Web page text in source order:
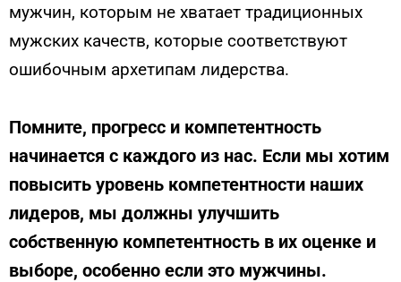
мужчин, которым не хватает традиционных
мужских качеств, которые соответствуют
ошибочным архетипам лидерства.
Помните, прогресс и компетентность
начинается с каждого из нас. Если мы хотим
повысить уровень компетентности наших
лидеров, мы должны улучшить
собственную компетентность в их оценке и
выборе, особенно если это мужчины.